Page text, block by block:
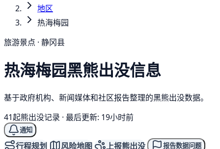
地区
热海梅园
旅游景点 · 静冈县
热海梅园黑熊出没信息
基于政府机构、新闻媒体和社区报告整理的黑熊出没数据。
41起熊出没记录 · 最后更新: 19小时前
通知
行程规划 风险地图 上报熊出没 报告数据问题